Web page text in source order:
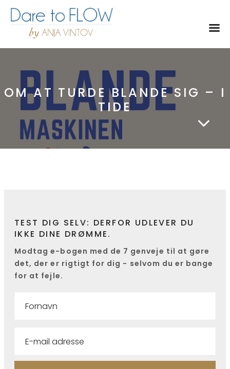
OM AT TURDE BLANDE SIG – I
TIDE
TEST DIG SELV: DERFOR UDLEVER DU
IKKE DINE DRØMME.
Modtag e-bogen med de 7 genveje til at gøre
det, der er rigtigt for dig - selvom du er bange
for at fejle.